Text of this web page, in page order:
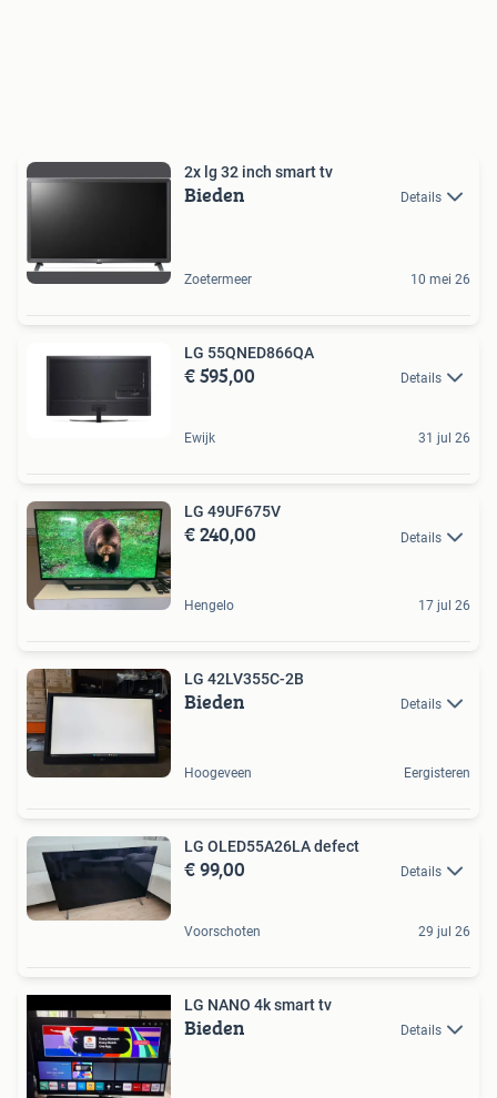
2x lg 32 inch smart tv
Bieden Details
Zoetermeer 10 mei 26
LG 55QNED866QA
€ 595,00 Details
Ewijk 31 jul 26
LG 49UF675V
€ 240,00 Details
Hengelo 17 jul 26
LG 42LV355C-2B
Bieden Details
Hoogeveen Eergisteren
LG OLED55A26LA defect
€ 99,00 Details
Voorschoten 29 jul 26
LG NANO 4k smart tv
Bieden Details